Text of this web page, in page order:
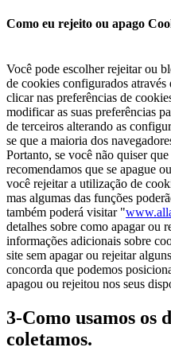
Como eu rejeito ou apago
Você pode escolher rejeitar ou
de cookies configurados através
clicar nas preferências de
modificar as suas preferências
de terceiros alterando as
se que a maioria dos
Portanto, se você não quiser
recomendamos que se apague
você rejeitar a utilização de
mas algumas das funções
também poderá visitar "
detalhes sobre como apagar ou
informações adicionais sobre
site sem apagar ou rejeitar
concorda que podemos
apagou ou rejeitou nos seus
3-Como usamos os
coletamos.